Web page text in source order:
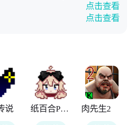
点击查看
点击查看
说 纸百合PaperLily 肉先生2